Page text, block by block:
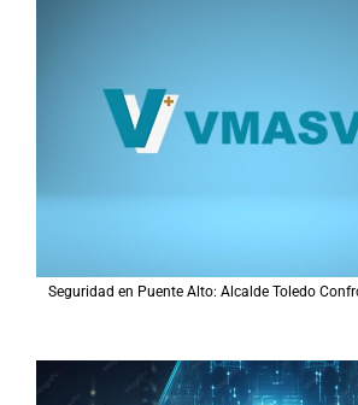
Seguridad en Puente Alto: Alcalde Toledo